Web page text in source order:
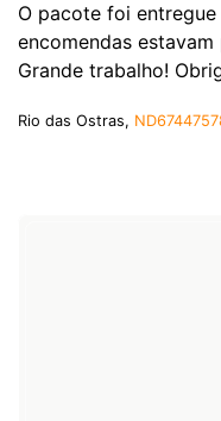
O pacote foi
encomendas
Grande trabalho!
Rio das Ostras,